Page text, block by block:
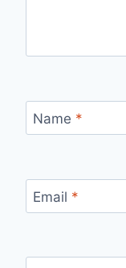
Name *
Email *